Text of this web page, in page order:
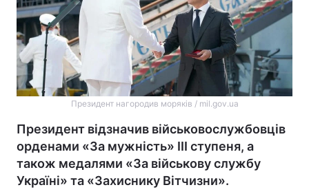
Президент нагородив моряків / mil.gov.ua
Президент відзначив військовослужбовців
орденами «За мужність» ІІІ ступеня, а
також медалями «За військову службу
Україні» та «Захиснику Вітчизни».